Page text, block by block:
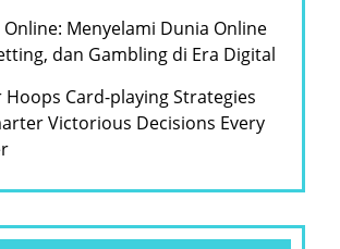
Online: Menyelami Dunia Online
dan Gambling di Era Digital
Hoops Card-playing Strategies
Victorious Decisions Every